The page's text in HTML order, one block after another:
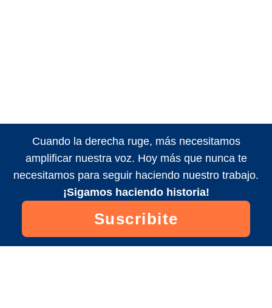
Cuando la derecha ruge, más necesitamos
amplificar nuestra voz. Hoy más que nunca te
necesitamos para seguir haciendo nuestro trabajo.
¡Sigamos haciendo historia!
Suscribite